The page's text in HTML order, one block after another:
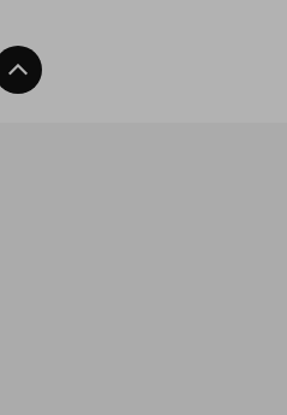
Back To Top